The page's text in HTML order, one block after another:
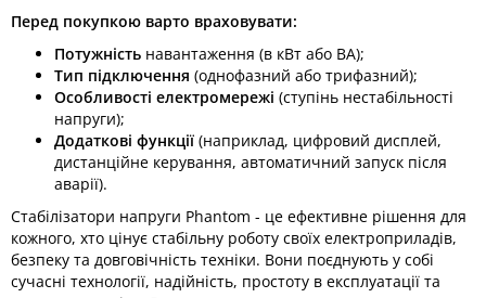
Перед покупкою варто враховувати:
Потужність навантаження (в кВт або ВА);
Тип підключення (однофазний або трифазний);
Особливості електромережі (ступінь нестабільності
напруги);
Додаткові функції (наприклад, цифровий дисплей,
дистанційне керування, автоматичний запуск після
аварії).
Стабілізатори напруги Phantom - це ефективне рішення для
кожного, хто цінує стабільну роботу своїх електроприладів,
безпеку та довговічність техніки. Вони поєднують у собі
сучасні технології, надійність, простоту в експлуатації та